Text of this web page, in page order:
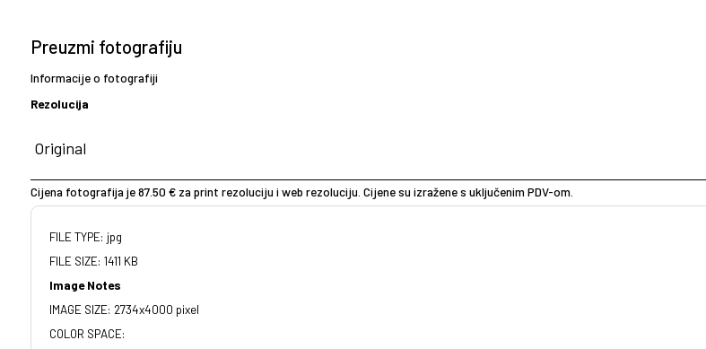
Preuzmi fotografiju
Informacije o fotografiji
Rezolucija
Cijena fotografija je 87.50 € za print rezoluciju i web rezoluciju. Cijene su izražene s uključenim PDV-om.
FILE TYPE: jpg
FILE SIZE: 1411 KB
Image Notes
IMAGE SIZE: 2734x4000 pixel
COLOR SPACE: